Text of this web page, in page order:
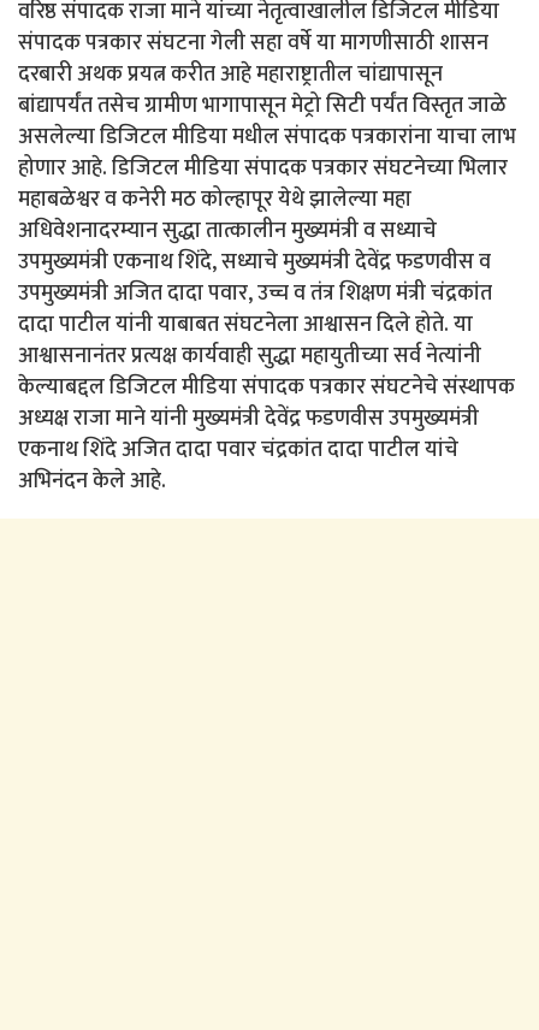
वरिष्ठ संपादक राजा माने यांच्या नेतृत्वाखालील डिजिटल मीडिया
संपादक पत्रकार संघटना गेली सहा वर्षे या मागणीसाठी शासन
दरबारी अथक प्रयत्न करीत आहे महाराष्ट्रातील चांद्यापासून
बांद्यापर्यंत तसेच ग्रामीण भागापासून मेट्रो सिटी पर्यंत विस्तृत जाळे
असलेल्या डिजिटल मीडिया मधील संपादक पत्रकारांना याचा लाभ
होणार आहे. डिजिटल मीडिया संपादक पत्रकार संघटनेच्या भिलार
महाबळेश्वर व कनेरी मठ कोल्हापूर येथे झालेल्या महा
अधिवेशनादरम्यान सुद्धा तात्कालीन मुख्यमंत्री व सध्याचे
उपमुख्यमंत्री एकनाथ शिंदे, सध्याचे मुख्यमंत्री देवेंद्र फडणवीस व
उपमुख्यमंत्री अजित दादा पवार, उच्च व तंत्र शिक्षण मंत्री चंद्रकांत
दादा पाटील यांनी याबाबत संघटनेला आश्वासन दिले होते. या
आश्वासनानंतर प्रत्यक्ष कार्यवाही सुद्धा महायुतीच्या सर्व नेत्यांनी
केल्याबद्दल डिजिटल मीडिया संपादक पत्रकार संघटनेचे संस्थापक
अध्यक्ष राजा माने यांनी मुख्यमंत्री देवेंद्र फडणवीस उपमुख्यमंत्री
एकनाथ शिंदे अजित दादा पवार चंद्रकांत दादा पाटील यांचे
अभिनंदन केले आहे.